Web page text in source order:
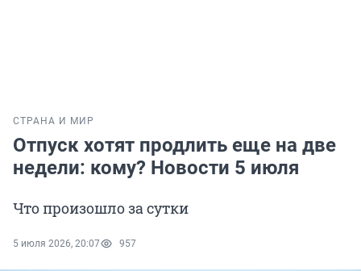
СТРАНА И МИР
Отпуск хотят продлить еще на две
недели: кому? Новости 5 июля
Что произошло за сутки
5 июля 2026, 20:07 957